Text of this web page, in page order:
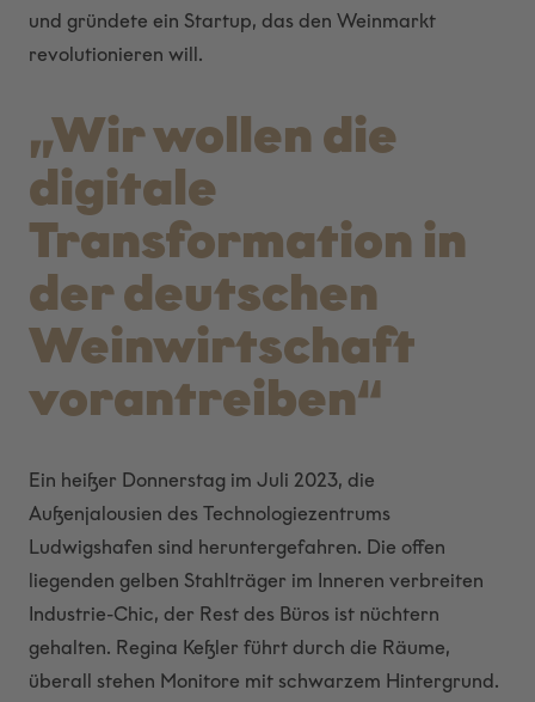
und gründete ein Startup, das den Weinmarkt
revolutionieren will.
„Wir wollen die
digitale
Transformation in
der deutschen
Weinwirtschaft
vorantreiben“
Ein heißer Donnerstag im Juli 2023, die
Außenjalousien des Technologiezentrums
Ludwigshafen sind heruntergefahren. Die offen
liegenden gelben Stahlträger im Inneren verbreiten
Industrie-Chic, der Rest des Büros ist nüchtern
gehalten. Regina Keßler führt durch die Räume,
überall stehen Monitore mit schwarzem Hintergrund.